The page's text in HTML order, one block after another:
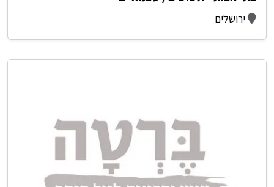
ירושלים